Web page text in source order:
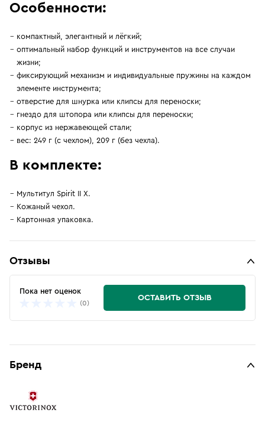
Особенности:
компактный, элегантный и лёгкий;
оптимальный набор функций и инструментов на все случаи
жизни;
фиксирующий механизм и индивидуальные пружины на каждом
элементе инструмента;
отверстие для шнурка или клипсы для переноски;
гнездо для штопора или клипсы для переноски;
корпус из нержавеющей стали;
вес: 249 г (с чехлом), 209 г (без чехла).
В комплекте:
Мультитул Spirit II X.
Кожаный чехол.
Картонная упаковка.
Отзывы
Пока нет оценок
(0)
ОСТАВИТЬ ОТЗЫВ
Бренд